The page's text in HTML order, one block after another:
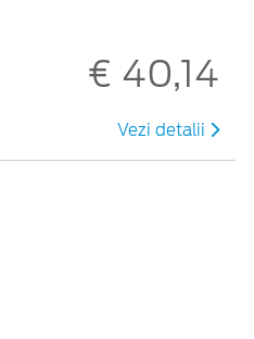
€ 40,14
Vezi detalii